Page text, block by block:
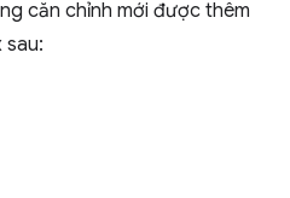
căn chỉnh mới được thêm